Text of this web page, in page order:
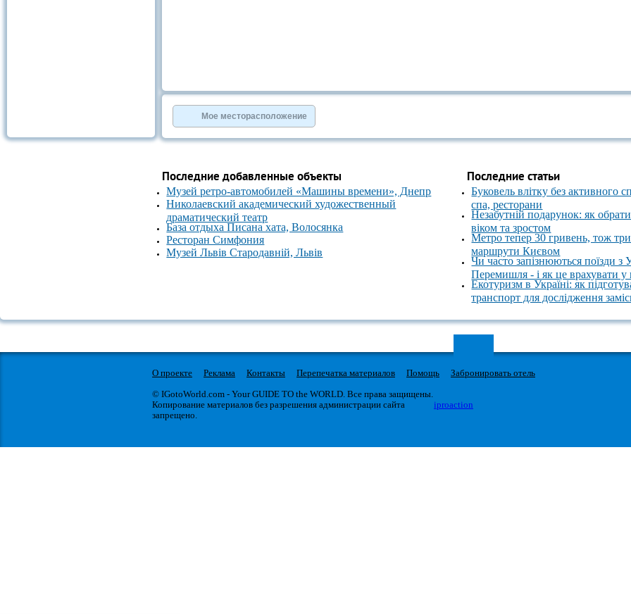
Мое месторасположение
Последние добавленные объекты
Музей ретро-автомобилей «Машины времени», Днепр
Николаевский академический художественный
драматический театр
База отдыха Писана хата, Волосянка
Ресторан Симфония
Музей Львів Стародавній, Львів
Последние статьи
Буковель влітку без активного
спа, ресторани
Незабутній подарунок: як
віком та зростом
Метро тепер 30 гривень, тож
маршрути Києвом
Чи часто запізнюються поїзди з
Перемишля - і як це врахувати у
Екотуризм в Україні: як
транспорт для дослідження
О проекте Реклама Контакты Перепечатка материалов Помощь
Забронировать отель
© IGotoWorld.com - Your GUIDE TO the WORLD. Все права защищены.
Копирование материалов без разрешения администрации сайта
запрещено.
iproaction